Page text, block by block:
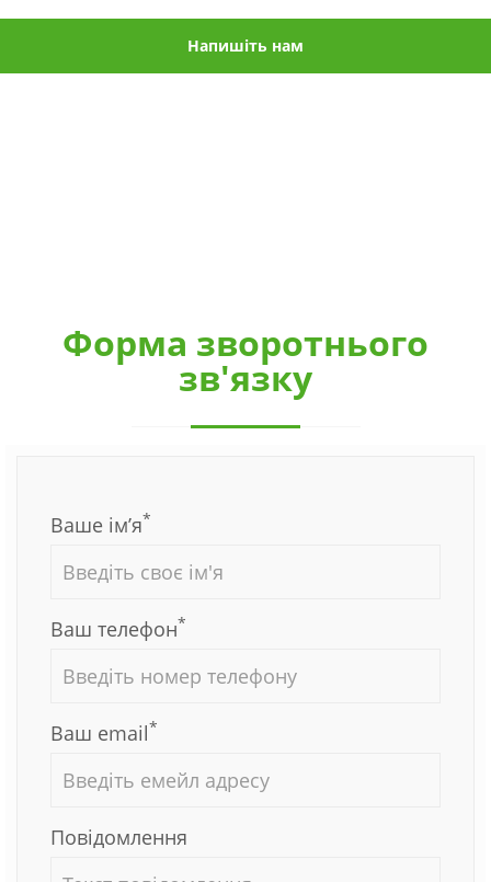
Напишіть нам
Форма зворотнього
зв'язку
Ваше ім’я*
Ваш телефон*
Ваш email*
Повідомлення